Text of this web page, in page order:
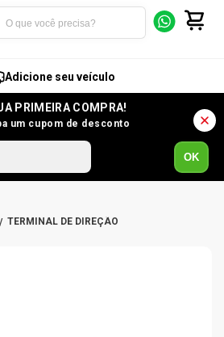
Adicione seu veículo
PRIMEIRA COMPRA!
um cupom de desconto
OK
TERMINAL DE DIREÇÃO